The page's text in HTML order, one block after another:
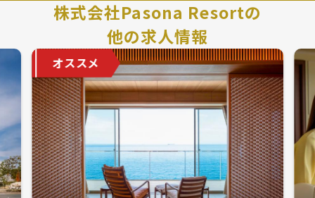
株式会社Pasona Resortの
他の求人情報
オススメ